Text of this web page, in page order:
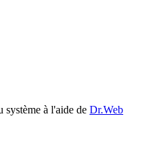
système à l'aide de Dr.Web